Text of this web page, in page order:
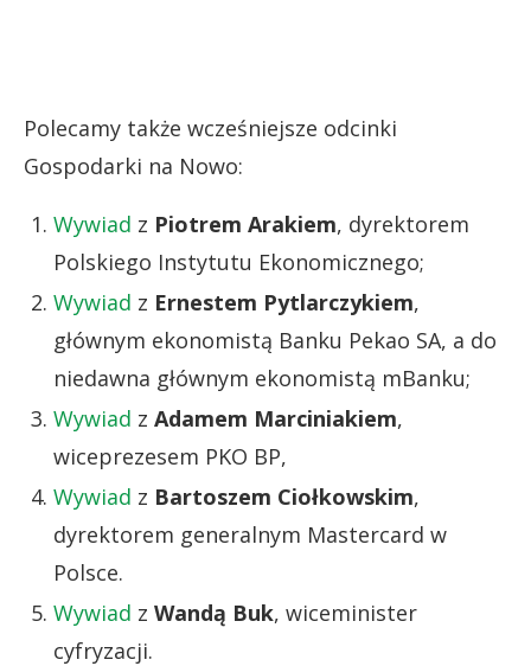
Polecamy także wcześniejsze odcinki
Gospodarki na Nowo:
Wywiad z Piotrem Arakiem, dyrektorem
Polskiego Instytutu Ekonomicznego;
Wywiad z Ernestem Pytlarczykiem,
głównym ekonomistą Banku Pekao SA, a do
niedawna głównym ekonomistą mBanku;
Wywiad z Adamem Marciniakiem,
wiceprezesem PKO BP,
Wywiad z Bartoszem Ciołkowskim,
dyrektorem generalnym Mastercard w
Polsce.
Wywiad z Wandą Buk, wiceminister
cyfryzacji.